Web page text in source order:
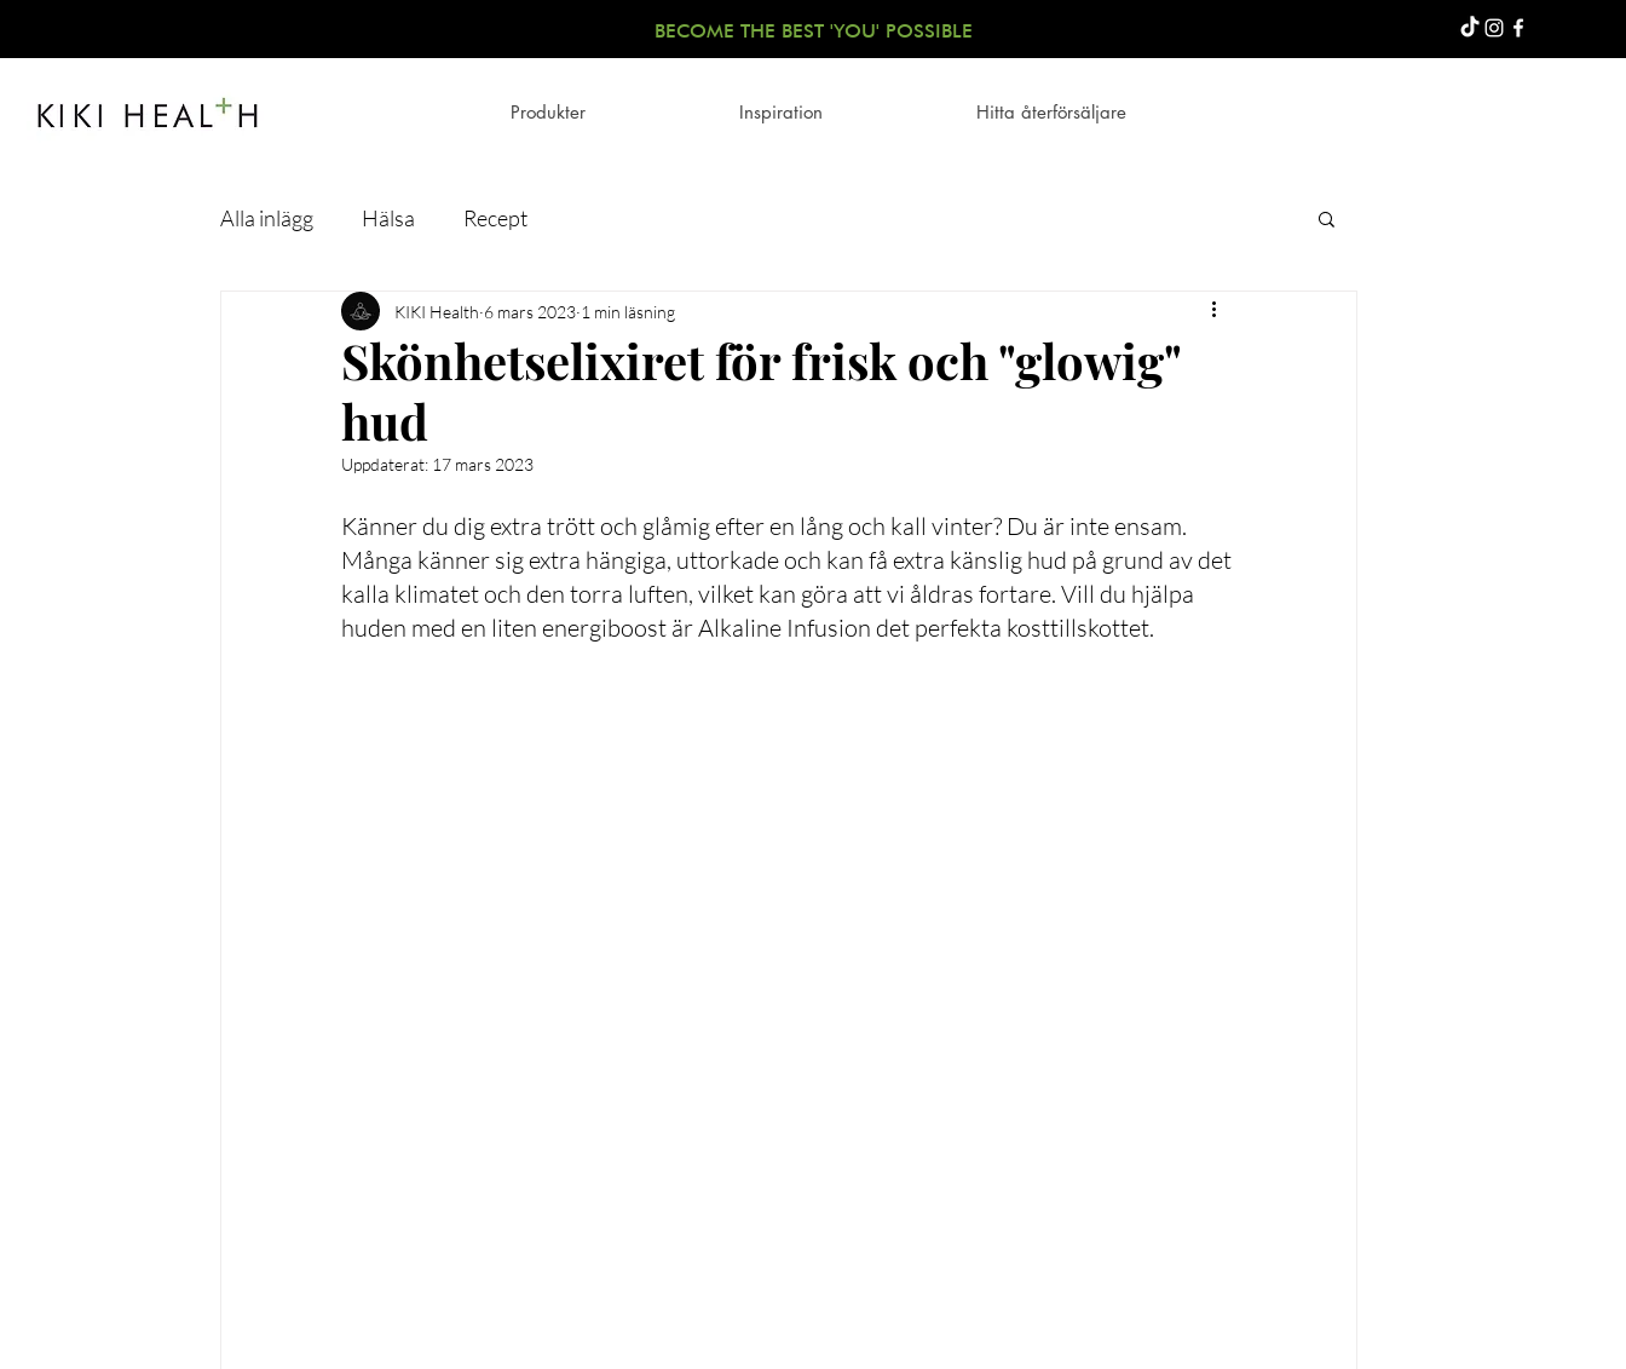
BECOME THE BEST 'YOU' POSSIBLE
Produkter Inspiration Hitta återförsäljare
Alla inlägg Hälsa Recept
Skönhetselixiret för frisk och "glowig"
hud
KIKI Health 6 mars 2023 1 min läsning
Uppdaterat: 17 mars 2023
Känner du dig extra trött och glåmig efter en lång och kall vinter? Du är inte ensam.
Många känner sig extra hängiga, uttorkade och kan få extra känslig hud på grund av det
kalla klimatet och den torra luften, vilket kan göra att vi åldras fortare. Vill du hjälpa
huden med en liten energiboost är Alkaline Infusion det perfekta kosttillskottet.